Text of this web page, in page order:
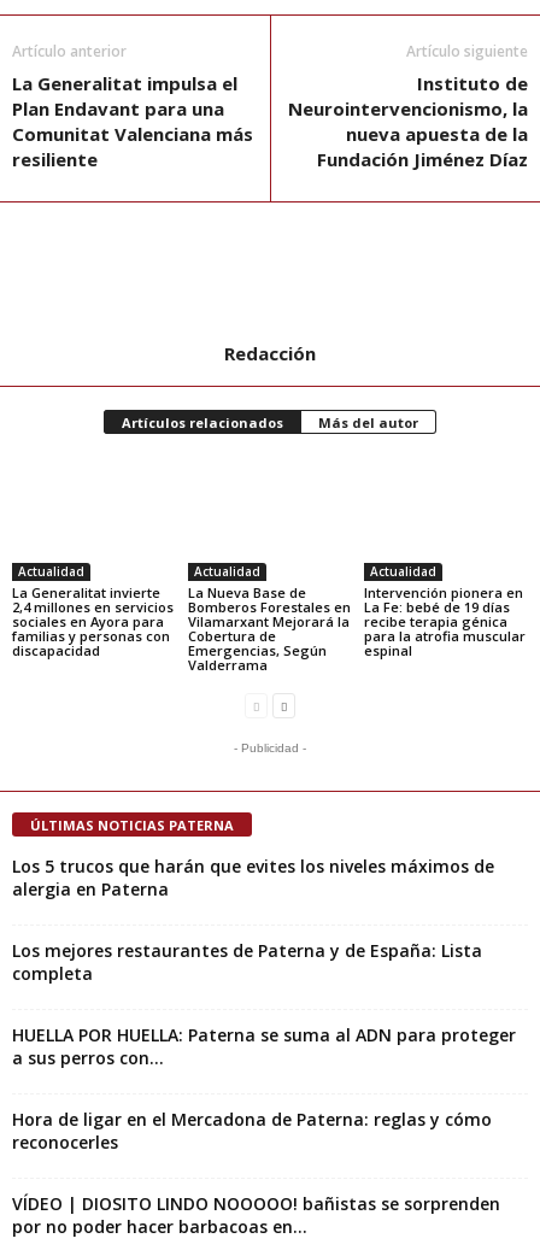
Artículo anterior
La Generalitat impulsa el
Plan Endavant para una
Comunitat Valenciana más
resiliente
Artículo siguiente
Instituto de
Neurointervencionismo, la
nueva apuesta de la
Fundación Jiménez Díaz
Redacción
Artículos relacionados Más del autor
Actualidad
La Generalitat invierte
2,4 millones en servicios
sociales en Ayora para
familias y personas con
discapacidad
Actualidad
La Nueva Base de
Bomberos Forestales en
Vilamarxant Mejorará la
Cobertura de
Emergencias, Según
Valderrama
Actualidad
Intervención pionera en
La Fe: bebé de 19 días
recibe terapia génica
para la atrofia muscular
espinal
- Publicidad -
ÚLTIMAS NOTICIAS PATERNA
Los 5 trucos que harán que evites los niveles máximos de
alergia en Paterna
Los mejores restaurantes de Paterna y de España: Lista
completa
HUELLA POR HUELLA: Paterna se suma al ADN para proteger
a sus perros con...
Hora de ligar en el Mercadona de Paterna: reglas y cómo
reconocerles
VÍDEO | DIOSITO LINDO NOOOOO! bañistas se sorprenden
por no poder hacer barbacoas en...